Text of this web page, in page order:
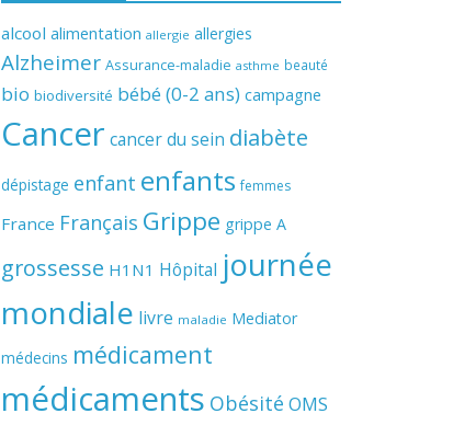
alcool alimentation allergie allergies
Alzheimer Assurance-maladie asthme beauté
bio biodiversité bébé (0-2 ans) campagne
Cancer cancer du sein diabète
dépistage enfant enfants femmes
France Français Grippe grippe A
grossesse H1N1 Hôpital journée
mondiale livre maladie Mediator
médecins médicament
médicaments Obésité OMS